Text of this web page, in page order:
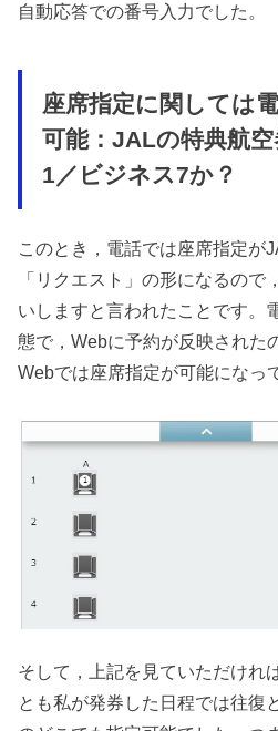
自動応答での番号入力でした。
座席指定に関しては
可能：JALの特典航
1／ビジネス7か？
このとき，電話では座席指定が
「リクエスト」の形になるので
いしますと言われたことです。
態で，Webに予約が反映された
Webでは座席指定が可能になっ
そして，上記を見ていただけれ
とも私が発券した日程では往復